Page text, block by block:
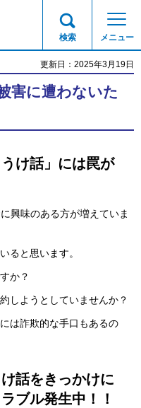
検索 メニュー
更新日：2025年3月19日
害に遭わないた
け話」には罠が
興味のある方が増えていま
ると思います。
か？
しようとしていませんか？
は詐欺的な手口もあるの
話をきっかけに
ブル発生中！！